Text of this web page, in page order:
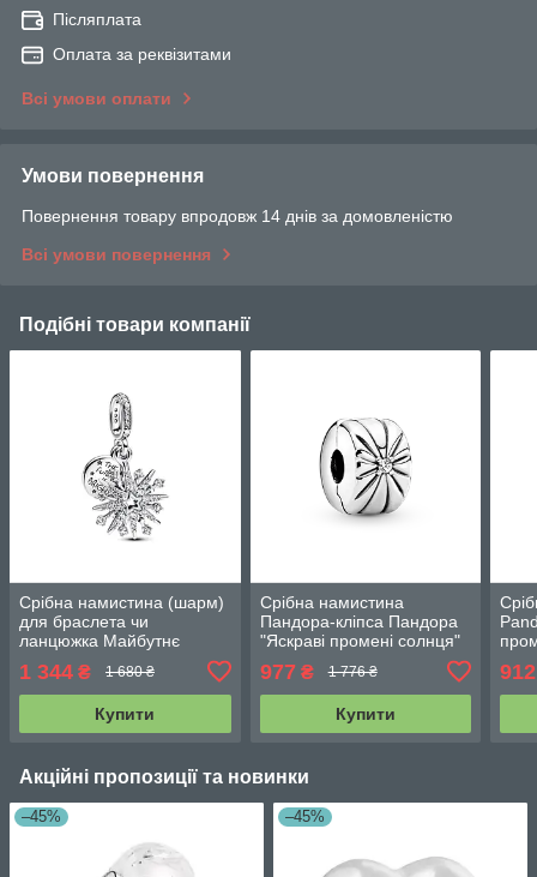
Післяплата
Оплата за реквізитами
Всі умови оплати
Умови повернення
Повернення товару впродовж 14 днів за домовленістю
Всі умови повернення
Подібні товари компанії
Срібна намистина (шарм)
для браслета чи
ланцюжка Майбутнє
1 344 ₴ 1 680 ₴
Купити
Срібна намистина
Пандора-кліпса Пандора
"Яскраві промені солнця"
977₴ 1 776 ₴
Купити
912
Акційні пропозиції та новинки
–45% –45%